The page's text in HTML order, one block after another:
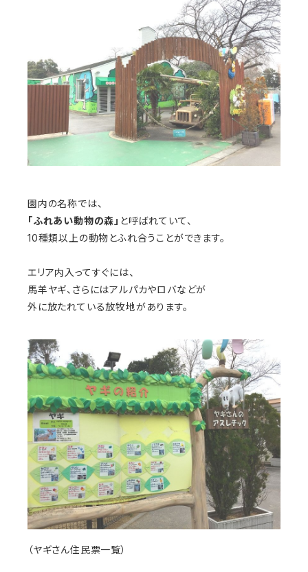
園内の名称では、
「ふれあい動物の森」 と呼ばれていて、
10種類以上の動物とふれ合うことができます。
エリア内入ってすぐには、
馬羊ヤギ、さらにはアルパカやロバなどが
外に放たれている放牧地があります。
（ヤギさん住民票一覧）